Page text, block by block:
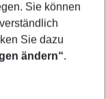
Sie können
Sie dazu
ändern“.